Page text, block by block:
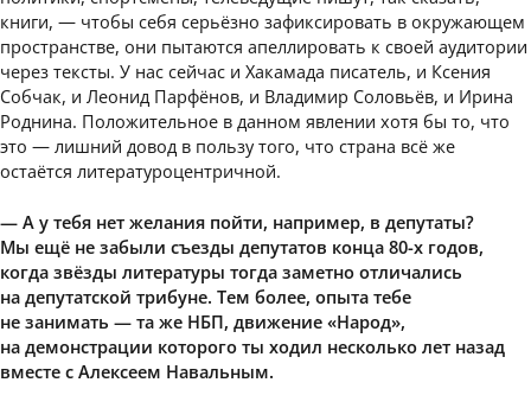
книги, — чтобы себя серьёзно зафиксировать в окружающем
пространстве, они пытаются апеллировать к своей аудитории
через тексты. У нас сейчас и Хакамада писатель, и Ксения
Собчак, и Леонид Парфёнов, и Владимир Соловьёв, и Ирина
Роднина. Положительное в данном явлении хотя бы то, что
это — лишний довод в пользу того, что страна всё же
остаётся литературоцентричной.
— А у тебя нет желания пойти, например, в депутаты?
Мы ещё не забыли съезды депутатов конца 80-х годов,
когда звёзды литературы тогда заметно отличались
на депутатской трибуне. Тем более, опыта тебе
не занимать — та же НБП, движение «Народ»,
на демонстрации которого ты ходил несколько лет назад
вместе с Алексеем Навальным.